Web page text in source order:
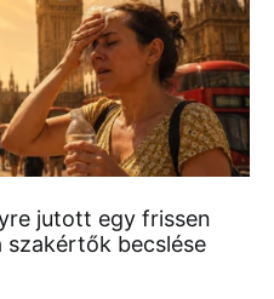
jutott egy frissen
becslése